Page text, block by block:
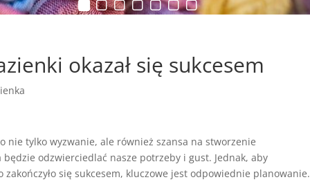
okazał się sukcesem
nie tylko wyzwanie, ale również szansa na stworzenie
odzwierciedlać nasze potrzeby i gust. Jednak, aby
zakończyło się sukcesem, kluczowe jest odpowiednie planowanie.